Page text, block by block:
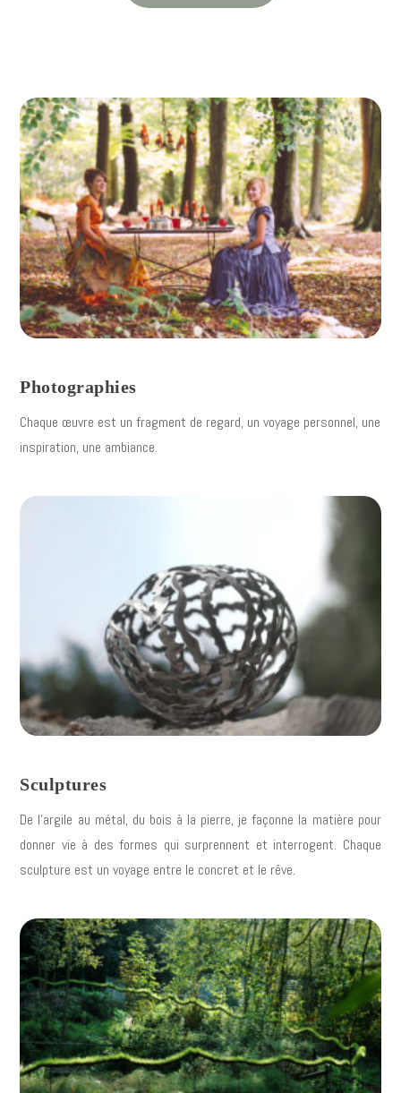
Photographies
Chaque œuvre est un fragment de regard, un voyage personnel, une
inspiration, une ambiance.
Sculptures
De l’argile au métal, du bois à la pierre, je façonne la matière pour
donner vie à des formes qui surprennent et interrogent. Chaque
sculpture est un voyage entre le concret et le rêve.